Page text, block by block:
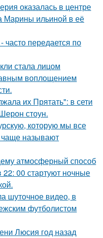
оказалась в центре
Марины ильиной в её
часто передается по
стала лицом
воплощением
их Прятать": в сети
стоун.
которую мы все
чаще называют
атмосферный способ
00 стартуют ночные
шуточное видео, в
футболистом
Люсия год назад